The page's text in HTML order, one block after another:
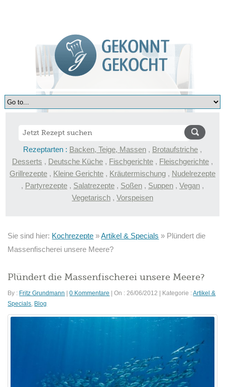
Rezeptarten : Backen, Teige, Massen , Brotaufstriche ,
Desserts , Deutsche Küche , Fischgerichte , Fleischgerichte ,
Grillrezepte , Kleine Gerichte , Kräutermischung , Nudelrezepte
, Partyrezepte , Salatrezepte , Soßen , Suppen , Vegan ,
Vegetarisch , Vorspeisen
Sie sind hier: Kochrezepte »Artikel & Specials » Plündert die
Massenfischerei unsere Meere?
Plündert die Massenfischerei unsere Meere?
By : Fritz Grundmann 0 Kommentare On : 26/06/2012 Kategorie :Artikel &
Specials, Blog